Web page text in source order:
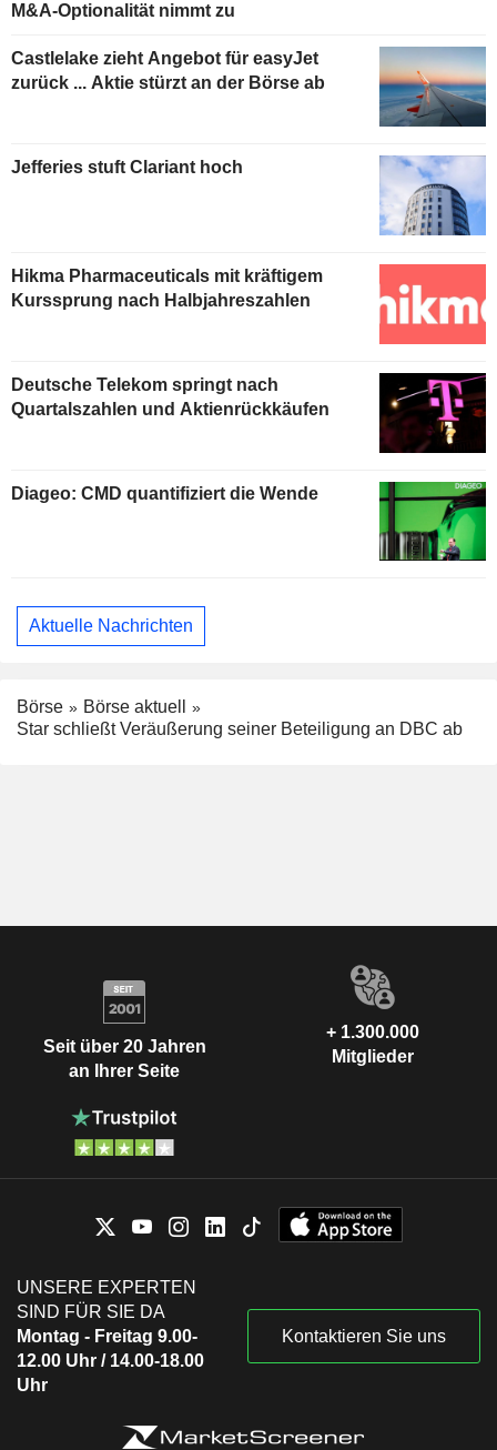
M&A-Optionalität nimmt zu
Castlelake zieht Angebot für easyJet
zurück ... Aktie stürzt an der Börse ab
Jefferies stuft Clariant hoch
Hikma Pharmaceuticals mit kräftigem
Kurssprung nach Halbjahreszahlen
Deutsche Telekom springt nach
Quartalszahlen und Aktienrückkäufen
Diageo: CMD quantifiziert die Wende
Aktuelle Nachrichten
Börse
Börse aktuell
Star schließt Veräußerung seiner Beteiligung an DBC ab
Seit über 20 Jahren
an Ihrer Seite
+ 1.300.000
Mitglieder
UNSERE EXPERTEN
SIND FÜR SIE DA
Montag - Freitag 9.00-
12.00 Uhr / 14.00-18.00
Uhr
Kontaktieren Sie uns